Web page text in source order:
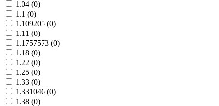
1.04 (0)
1.1 (0)
1.109205 (0)
1.11 (0)
1.1757573 (0)
1.18 (0)
1.22 (0)
1.25 (0)
1.33 (0)
1.331046 (0)
1.38 (0)